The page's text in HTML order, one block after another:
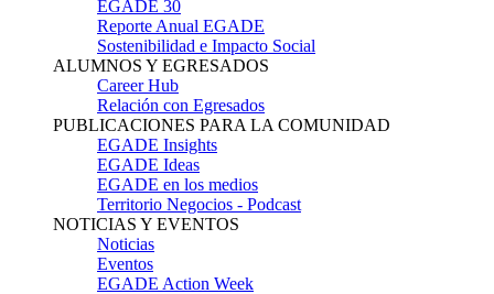
EGADE 30
Reporte Anual EGADE
Sostenibilidad e Impacto Social
ALUMNOS Y EGRESADOS
Career Hub
Relación con Egresados
PUBLICACIONES PARA LA COMUNIDAD
EGADE Insights
EGADE Ideas
EGADE en los medios
Territorio Negocios - Podcast
NOTICIAS Y EVENTOS
Noticias
Eventos
EGADE Action Week